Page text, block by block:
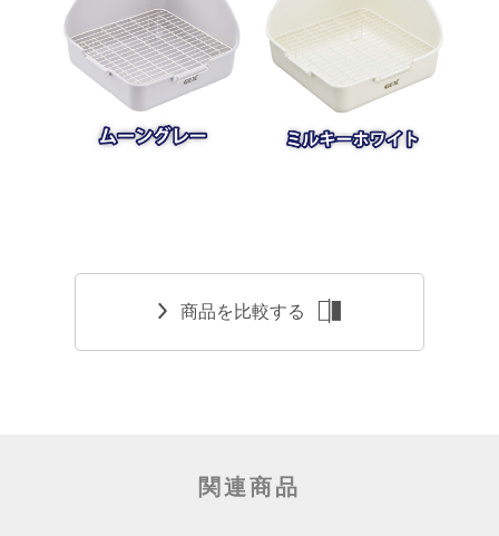
商品を比較する
関連商品